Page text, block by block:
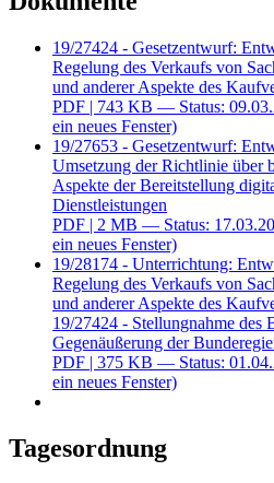
19/27424 - Gesetzentwurf:
Regelung des Verkaufs von
und anderer Aspekte des
PDF | 743 KB — Status:
ein neues Fenster)
19/27653 - Gesetzentwurf:
Umsetzung der Richtlinie über
Aspekte der Bereitstellung
Dienstleistungen
PDF | 2 MB — Status:
ein neues Fenster)
19/28174 - Unterrichtung:
Regelung des Verkaufs von
und anderer Aspekte des
19/27424 - Stellungnahme des
Gegenäußerung der
PDF | 375 KB — Status:
ein neues Fenster)
Tagesordnung